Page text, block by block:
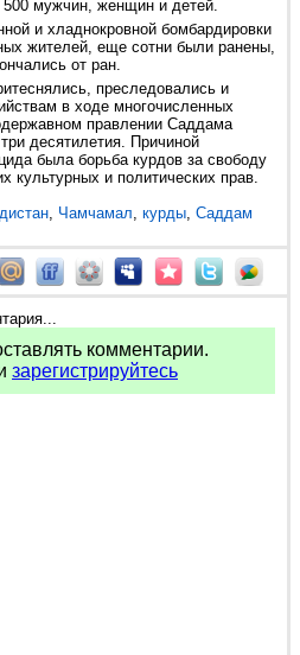
500 мужчин, женщин и детей.
и хладнокровной бомбардировки
жителей, еще сотни были ранены,
от ран.
преследовались и
в ходе многочисленных
правлении Саддама
десятилетия. Причиной
была борьба курдов за свободу
культурных и политических прав.
, Чамчамал, курды, Саддам
комментарии.
зарегистрируйтесь